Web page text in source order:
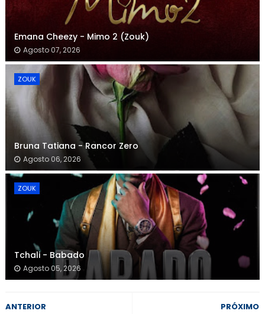
Emana Cheezy - Mimo 2 (Zouk)
Agosto 07, 2026
ZOUK
Bruna Tatiana - Rancor Zero
Agosto 06, 2026
ZOUK
Tchali - Babado
Agosto 05, 2026
PRÓXIMO
ANTERIOR